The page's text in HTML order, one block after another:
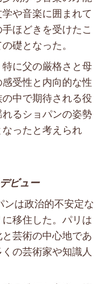
や音楽に囲まれて
ほどきを受けたこ
礎となった。
に父の厳格さと母
受性と内向的な性
中で期待される役
るショパンの姿勢
ったと考えられ
ビュー
は政治的不安定な
移住した。パリは
芸術の中心地であ
の芸術家や知識人